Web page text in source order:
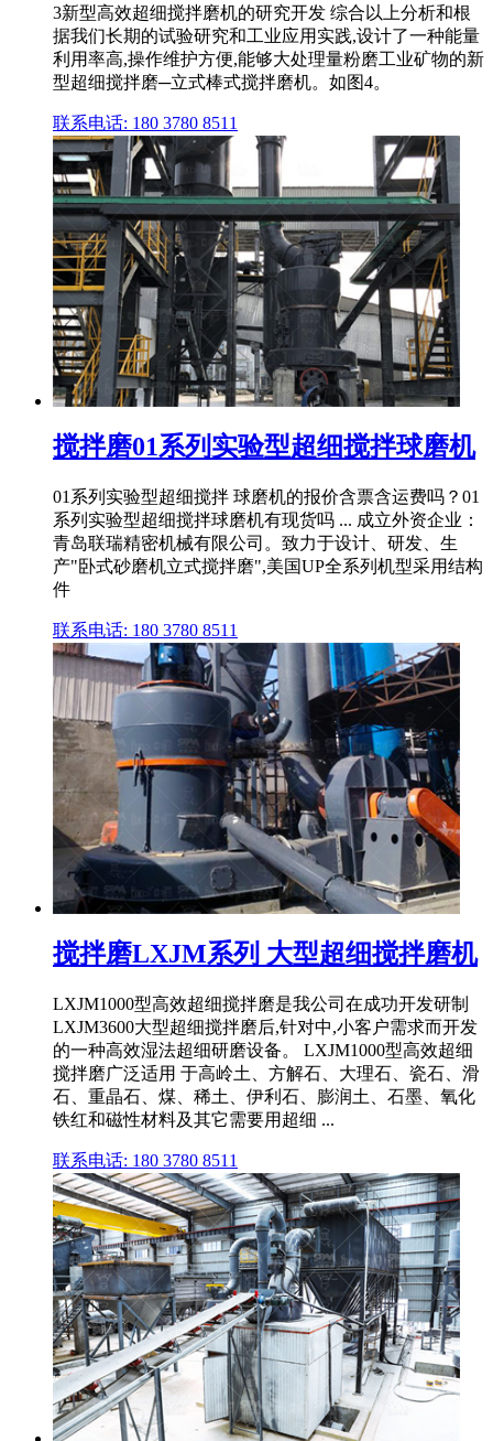
3新型高效超细搅拌磨机的研究开发 综合以上分析和根
据我们长期的试验研究和工业应用实践,设计了一种能量
利用率高,操作维护方便,能够大处理量粉磨工业矿物的新
型超细搅拌磨─立式棒式搅拌磨机。如图4。
联系电话: 180 3780 8511
搅拌磨01系列实验型超细搅拌球磨机
01系列实验型超细搅拌 球磨机的报价含票含运费吗？01
系列实验型超细搅拌球磨机有现货吗 ... 成立外资企业：
青岛联瑞精密机械有限公司。致力于设计、研发、生
产"卧式砂磨机立式搅拌磨",美国UP全系列机型采用结构
件
联系电话: 180 3780 8511
搅拌磨LXJM系列 大型超细搅拌磨机
LXJM1000型高效超细搅拌磨是我公司在成功开发研制
LXJM3600大型超细搅拌磨后,针对中,小客户需求而开发
的一种高效湿法超细研磨设备。 LXJM1000型高效超细
搅拌磨广泛适用 于高岭土、方解石、大理石、瓷石、滑
石、重晶石、煤、稀土、伊利石、膨润土、石墨、氧化
铁红和磁性材料及其它需要用超细 ...
联系电话: 180 3780 8511